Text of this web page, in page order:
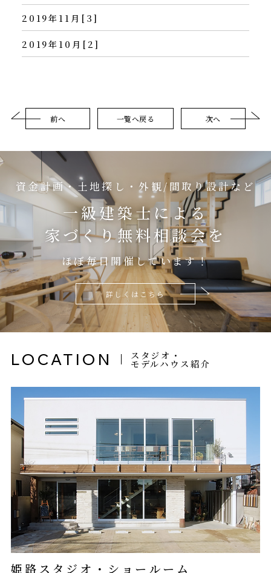
2019年11月[3]
2019年10月[2]
前へ 一覧へ戻る 次へ
資金計画・土地探し・外観/間取り設計など
一級建築士による
家づくり無料相談会を
ほぼ毎日開催しています！
詳しくはこちら
LOCATION スタジオ・
モデルハウス紹介
姫路スタジオ・ショールーム